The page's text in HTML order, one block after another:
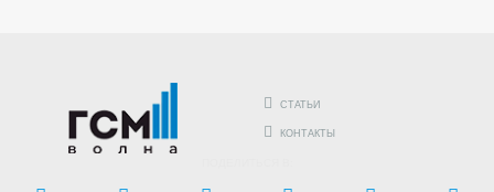
СТАТЬИ
КОНТАКТЫ